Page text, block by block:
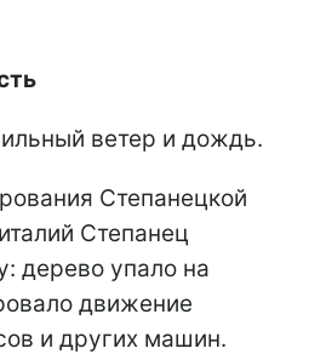
ветер и дождь.
Степанецкой
Степанец
дерево упало на
движение
и других машин.